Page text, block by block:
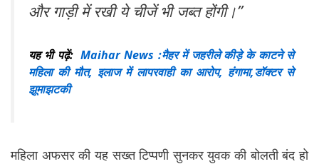
और गाड़ी में रखी ये चीजें भी जब्त होंगी।”
यह भी पढ़ें: Maihar News :मैहर में जहरीले कीड़े के काटने से
महिला की मौत, इलाज में लापरवाही का आरोप, हंगामा,डॉक्टर से
झूमाझटकी
महिला अफसर की यह सख्त टिप्पणी सुनकर युवक की बोलती बंद हो